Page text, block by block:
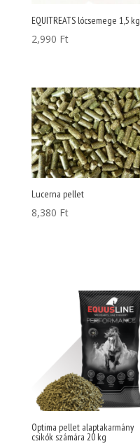
EQUITREATS lócsemege 1,5 kg
2,990 Ft
Lucerna pellet
8,380 Ft
Optima pellet alaptakarmány
csikók számára 20 kg